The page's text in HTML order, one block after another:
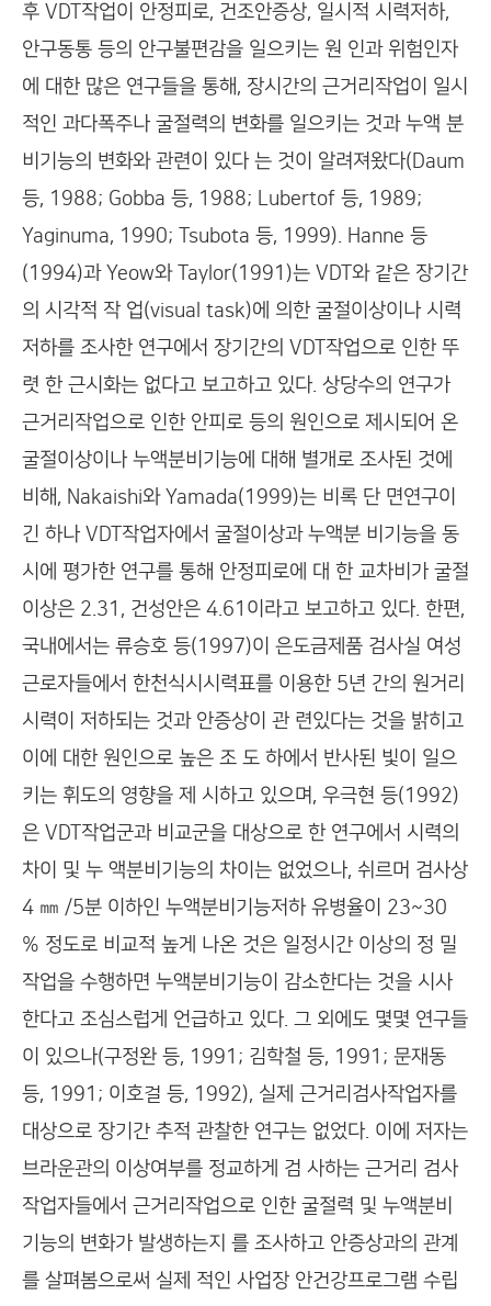
후 VDT작업이 안정피로, 건조안증상, 일시적 시력저하,
안구동통 등의 안구불편감을 일으키는 원 인과 위험인자
에 대한 많은 연구들을 통해, 장시간의 근거리작업이 일시
적인 과다폭주나 굴절력의 변화를 일으키는 것과 누액 분
비기능의 변화와 관련이 있다 는 것이 알려져왔다(Daum
등, 1988; Gobba 등, 1988; Lubertof 등, 1989;
Yaginuma, 1990; Tsubota 등, 1999). Hanne 등
(1994)과 Yeow와 Taylor(1991)는 VDT와 같은 장기간
의 시각적 작 업(visual task)에 의한 굴절이상이나 시력
저하를 조사한 연구에서 장기간의 VDT작업으로 인한 뚜
렷 한 근시화는 없다고 보고하고 있다. 상당수의 연구가
근거리작업으로 인한 안피로 등의 원인으로 제시되어 온
굴절이상이나 누액분비기능에 대해 별개로 조사된 것에
비해, Nakaishi와 Yamada(1999)는 비록 단 면연구이
긴 하나 VDT작업자에서 굴절이상과 누액분 비기능을 동
시에 평가한 연구를 통해 안정피로에 대 한 교차비가 굴절
이상은 2.31, 건성안은 4.61이라고 보고하고 있다. 한편,
국내에서는 류승호 등(1997)이 은도금제품 검사실 여성
근로자들에서 한천식시시력표를 이용한 5년 간의 원거리
시력이 저하되는 것과 안증상이 관 련있다는 것을 밝히고
이에 대한 원인으로 높은 조 도 하에서 반사된 빛이 일으
키는 휘도의 영향을 제 시하고 있으며, 우극현 등(1992)
은 VDT작업군과 비교군을 대상으로 한 연구에서 시력의
차이 및 누 액분비기능의 차이는 없었으나, 쉬르머 검사상
4 ㎜ /5분 이하인 누액분비기능저하 유병율이 23~30
% 정도로 비교적 높게 나온 것은 일정시간 이상의 정 밀
작업을 수행하면 누액분비기능이 감소한다는 것을 시사
한다고 조심스럽게 언급하고 있다. 그 외에도 몇몇 연구들
이 있으나(구정완 등, 1991; 김학철 등, 1991; 문재동
등, 1991; 이호걸 등, 1992), 실제 근거리검사작업자를
대상으로 장기간 추적 관찰한 연구는 없었다. 이에 저자는
브라운관의 이상여부를 정교하게 검 사하는 근거리 검사
작업자들에서 근거리작업으로 인한 굴절력 및 누액분비
기능의 변화가 발생하는지 를 조사하고 안증상과의 관계
를 살펴봄으로써 실제 적인 사업장 안건강프로그램 수립